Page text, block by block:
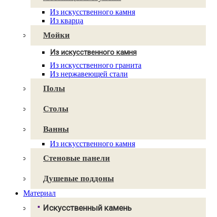
Caesarstone
Cambria
Technistone
Avant Quartz
Из искусственного камня
Из кварца
Мойки
Из искусственного камня
Для кухни
Для ванной
Из искусственного гранита
Из нержавеющей стали
Полы
Столы
Ванны
Из искусственного камня
Стеновые панели
Душевые поддоны
Материал
Искусственный камень